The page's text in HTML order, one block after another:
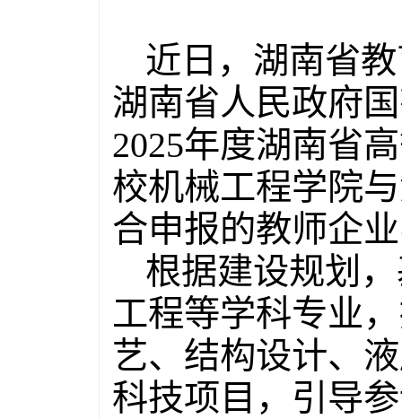
近日，湖南省
湖南省人民政府
2025年度湖南省
校机械工程学院
合申报的教师企
根据建设规划
工程等学科专业
艺、结构设计、
科技项目，引导